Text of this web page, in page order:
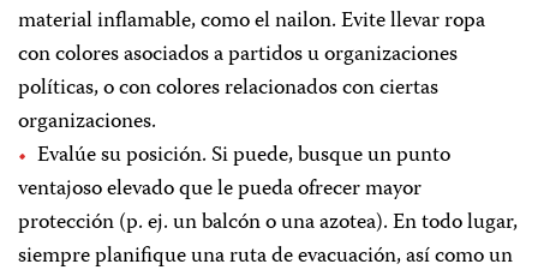
material inflamable, como el nailon. Evite llevar ropa
con colores asociados a partidos u organizaciones
políticas, o con colores relacionados con ciertas
organizaciones.
Evalúe su posición. Si puede, busque un punto
ventajoso elevado que le pueda ofrecer mayor
protección (p. ej. un balcón o una azotea). En todo lugar,
siempre planifique una ruta de evacuación, así como un